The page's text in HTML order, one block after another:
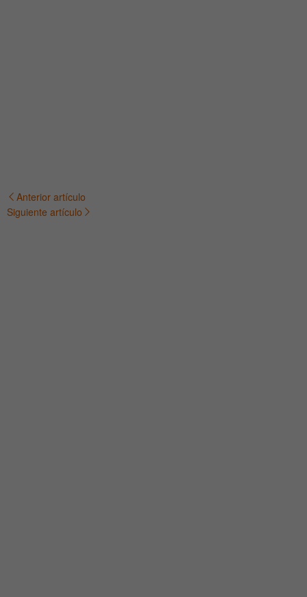
Navegación
Anterior artículo
Siguiente artículo